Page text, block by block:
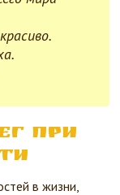
при
в жизни,